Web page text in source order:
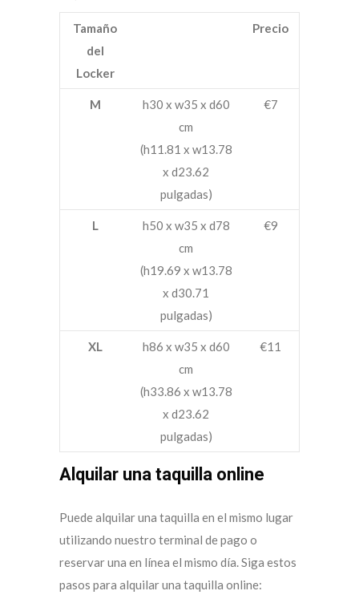
Tamaño
del
Locker
Precio
M
h30 x w35 x d60
cm
(h11.81 x w13.78
x d23.62
pulgadas)
€7
L
h50 x w35 x d78
cm
(h19.69 x w13.78
x d30.71
pulgadas)
€9
XL
h86 x w35 x d60
cm
(h33.86 x w13.78
x d23.62
pulgadas)
€11
Alquilar una taquilla online
Puede alquilar una taquilla en el mismo lugar
utilizando nuestro terminal de pago o
reservar una en línea el mismo día. Siga estos
pasos para alquilar una taquilla online: